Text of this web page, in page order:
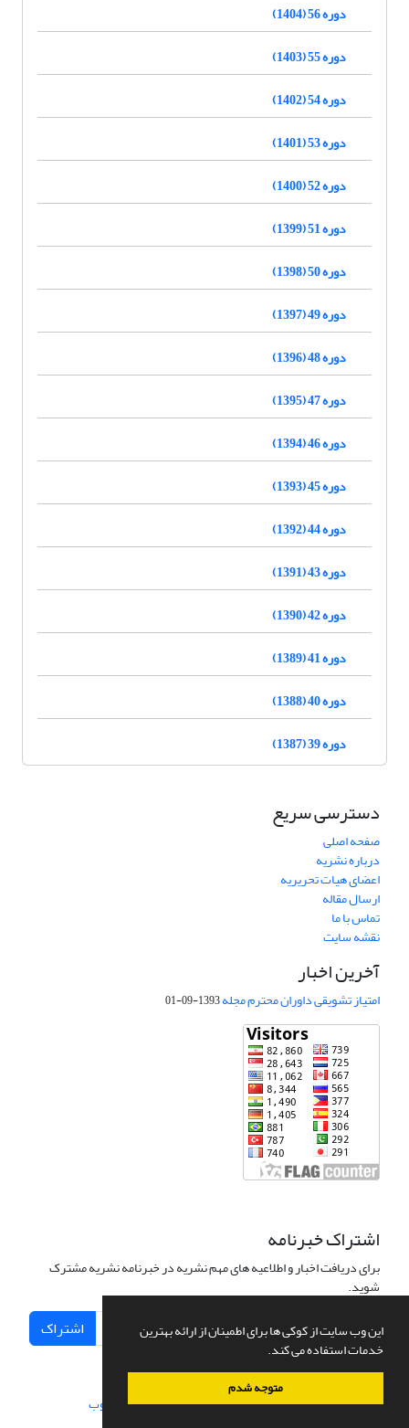
این وب سایت از کوکی ها برای اطمینان از ارائه بهترین
خدمات استفاده می کند.
متوجه شدم
دوره 56 (1404)
دوره 55 (1403)
دوره 54 (1402)
دوره 53 (1401)
دوره 52 (1400)
دوره 51 (1399)
دوره 50 (1398)
دوره 49 (1397)
دوره 48 (1396)
دوره 47 (1395)
دوره 46 (1394)
دوره 45 (1393)
دوره 44 (1392)
دوره 43 (1391)
دوره 42 (1390)
دوره 41 (1389)
دوره 40 (1388)
دوره 39 (1387)
دسترسی سریع
صفحه اصلی
درباره نشریه
اعضای هیات تحریریه
ارسال مقاله
تماس با ما
نقشه سایت
آخرین اخبار
امتیاز تشویقی داوران محترم مجله1393-09-01
اشتراک خبرنامه
برای دریافت اخبار و اطلاعیه های مهم نشریه در خبرنامه نشریه مشترک
شوید.
اشتراک
سامانه مدیریت نشریات علمی.طراحی و پیاده سازی از سیناوب